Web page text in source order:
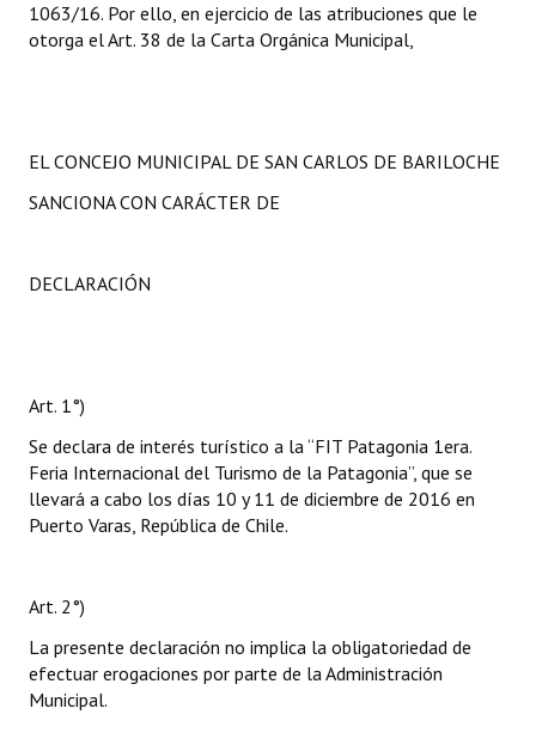
1063/16. Por ello, en ejercicio de las atribuciones que le
otorga el Art. 38 de la Carta Orgánica Municipal,
EL CONCEJO MUNICIPAL DE SAN CARLOS DE BARILOCHE
SANCIONA CON CARÁCTER DE
DECLARACIÓN
Art. 1°)
Se declara de interés turístico a la “FIT Patagonia 1era.
Feria Internacional del Turismo de la Patagonia”, que se
llevará a cabo los días 10 y 11 de diciembre de 2016 en
Puerto Varas, República de Chile.
Art. 2°)
La presente declaración no implica la obligatoriedad de
efectuar erogaciones por parte de la Administración
Municipal.